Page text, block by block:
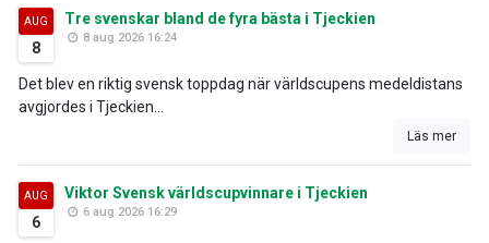
AUG
8
Tre svenskar bland de fyra bästa i Tjeckien
8 aug 2026 16:24
Det blev en riktig svensk toppdag när världscupens medeldistans
avgjordes i Tjeckien...
Läs mer
AUG
6
Viktor Svensk världscupvinnare i Tjeckien
6 aug 2026 16:29